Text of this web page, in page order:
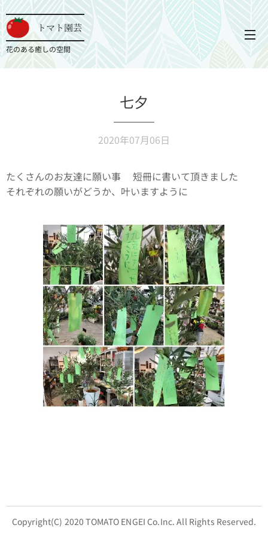
トマト園芸
花のある癒しの空間
七夕
2020年07月06日
たくさんのお友達に願い事✨短冊に書いて頂きました🎋😊
それぞれの願いがどうか、叶いますように✨
Copyright(C) 2020 TOMATO ENGEI Co.Inc. All Rights Reserved.